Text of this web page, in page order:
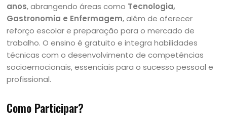
anos, abrangendo áreas como Tecnologia,
Gastronomia e Enfermagem, além de oferecer
reforço escolar e preparação para o mercado de
trabalho. O ensino é gratuito e integra habilidades
técnicas com o desenvolvimento de competências
socioemocionais, essenciais para o sucesso pessoal e
profissional.
Como Participar?